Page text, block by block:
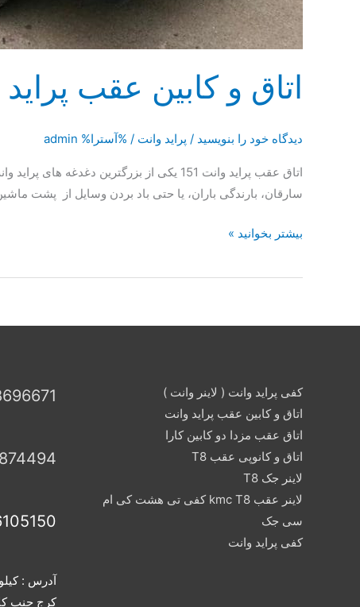
اتاق و کابین عقب
دیدگاه‌ خود را بنویسید / پراید وانت / %آسترا% admin
اتاق عقب پراید وانت 151 یکی از
سارقان، بارندگی باران، یا حتی باد بردن وسایل از پشت
اتاق
کابین
بیشتر بخوانید »
کفی پراید وانت ( لاینر وانت )
اتاق و کابین عقب پراید وانت
اتاق عقب مزدا دو کابین کارا
اتاق و کانوپی عقب T8
لاینر جک T8
لاینر عقب kmc T8 کفی تی هشت کی ام
سی جک
کفی پراید وانت
کرج جنب